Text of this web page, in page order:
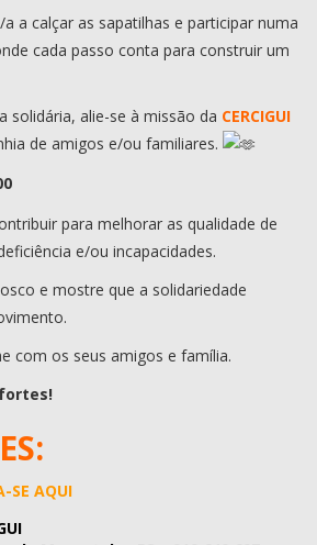
a calçar as sapatilhas e participar numa
cada passo conta para construir um
solidária, alie-se à missão da CERCIGUI
de amigos e/ou familiares.
para melhorar as qualidade de
e/ou incapacidades.
e mostre que a solidariedade
com os seus amigos e família.
SE AQUI